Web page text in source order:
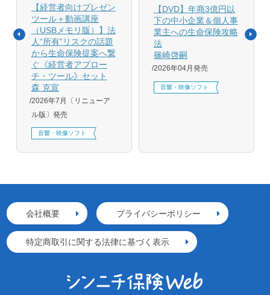
【経営者向けプレゼン
ツール＋動画講座
（USBメモリ版）】法
人“所有”リスクの話題
から生命保険提案へ繋
ぐ《経営者アプロー
チ・ツール》セット
森 克宣
2026年7月〔リニューア
ル版〕発売
音響・映像ソフト
【DVD】年商3億円以
下の中小企業＆個人事
業主への生命保険攻略
法
篠崎啓嗣
2026年04月発売
音響・映像ソフト
会社概要 プライバシーポリシー
特定商取引に関する法律に基づく表示